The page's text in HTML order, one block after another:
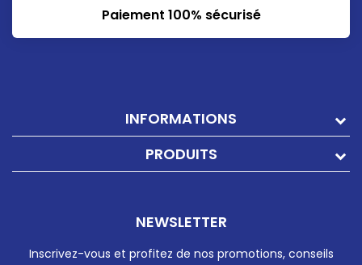
Paiement 100% sécurisé
INFORMATIONS
PRODUITS
NEWSLETTER
Inscrivez-vous et profitez de nos promotions, conseils